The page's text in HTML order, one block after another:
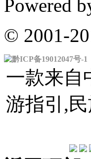
Powered
© 2001-
黔ICP备19012047号-1
一款来自
游指引,